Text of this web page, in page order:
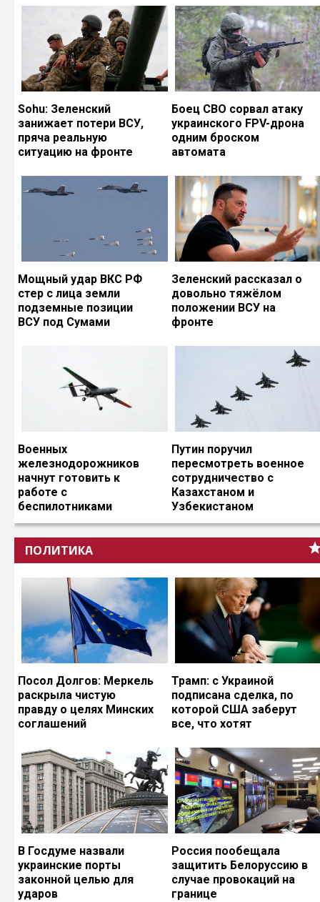
Sohu: Зеленский
занижает потери ВСУ,
пряча реальную
ситуацию на фронте
Боец СВО сорвал атаку
украинского FPV-дрона
одним броском
автомата
Мощный удар ВКС РФ
стер с лица земли
подземные позиции
ВСУ под Сумами
Зеленский рассказал о
довольно тяжёлом
положении ВСУ на
фронте
Военных
железнодорожников
начнут готовить к
работе с
беспилотниками
Путин поручил
пересмотреть военное
сотрудничество с
Казахстаном и
Узбекистаном
ПОЛИТИКА
Посол Долгов: Меркель
раскрыла чистую
правду о целях Минских
соглашений
Трамп: с Украиной
подписана сделка, по
которой США заберут
все, что хотят
В Госдуме назвали
украинские порты
законной целью для
ударов
Россия пообещала
защитить Белоруссию в
случае провокаций на
границе